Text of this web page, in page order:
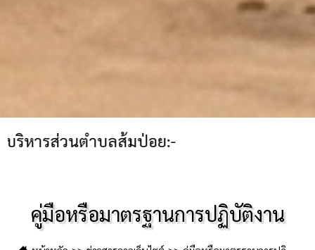
บลส้มป่อย:-
คู่มือหรือมาตรฐานการปฏิบัติงาน